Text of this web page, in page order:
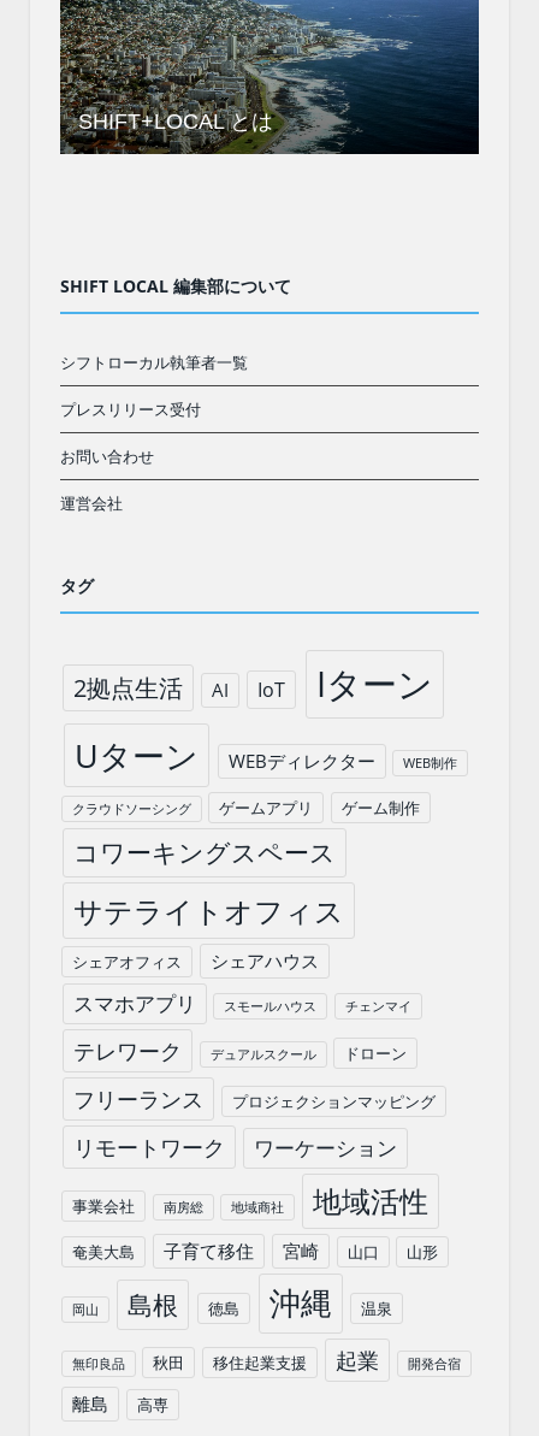
SHIFT+LOCAL とは
SHIFT LOCAL 編集部について
シフトローカル執筆者一覧
プレスリリース受付
お問い合わせ
運営会社
タグ
2拠点生活 AI IoT Iターン
Uターン WEBディレクター WEB制作
クラウドソーシング ゲームアプリ ゲーム制作
コワーキングスペース
サテライトオフィス
シェアオフィス シェアハウス
スマホアプリ スモールハウス チェンマイ
テレワーク デュアルスクール ドローン
フリーランス プロジェクションマッピング
リモートワーク ワーケーション
事業会社 南房総 地域商社 地域活性
奄美大島 子育て移住 宮崎 山口 山形
岡山 島根 徳島 沖縄 温泉
無印良品 秋田 移住起業支援 起業 開発合宿
離島 高専